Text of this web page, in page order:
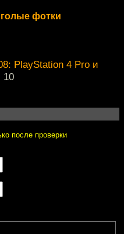
фотки
PlayStation 4 Pro и
10
после проверки